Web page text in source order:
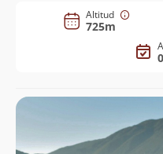
Altitud
725m